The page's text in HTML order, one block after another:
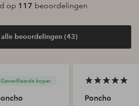
op 117 beoordelingen
alle beoordelingen (43)
Geverifieerde koper
Poncho